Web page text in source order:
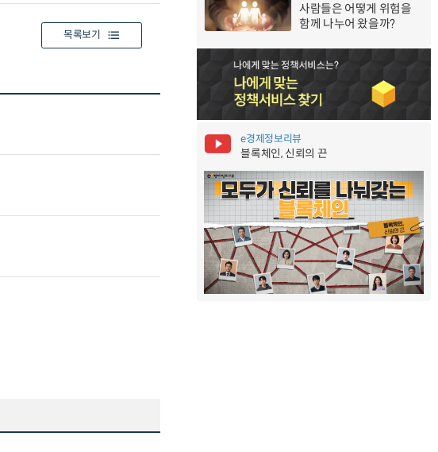
목록보기
사람들은 어떻게 위험을
함께 나누어 왔을까?
e경제정보리뷰
블록체인, 신뢰의 끈